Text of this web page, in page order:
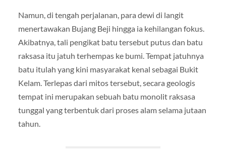
Namun, di tengah perjalanan, para dewi di langit
menertawakan Bujang Beji hingga ia kehilangan fokus.
Akibatnya, tali pengikat batu tersebut putus dan batu
raksasa itu jatuh terhempas ke bumi. Tempat jatuhnya
batu itulah yang kini masyarakat kenal sebagai Bukit
Kelam. Terlepas dari mitos tersebut, secara geologis
tempat ini merupakan sebuah batu monolit raksasa
tunggal yang terbentuk dari proses alam selama jutaan
tahun.